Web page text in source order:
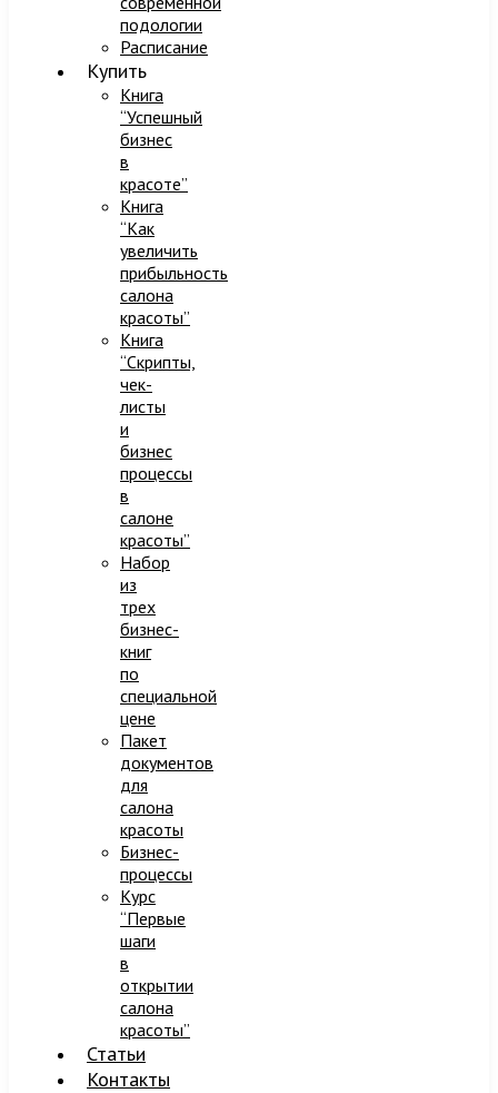
подологии
Расписание
Купить
Книга
“Успешный
бизнес
в
красоте”
Книга
“Как
увеличить
прибыльность
салона
красоты”
Книга
“Скрипты,
чек-
листы
и
бизнес
процессы
в
салоне
красоты”
Набор
из
трех
бизнес-
книг
по
специальной
цене
Пакет
документов
для
салона
красоты
Бизнес-
процессы
Курс
“Первые
шаги
в
открытии
салона
красоты”
Статьи
Контакты